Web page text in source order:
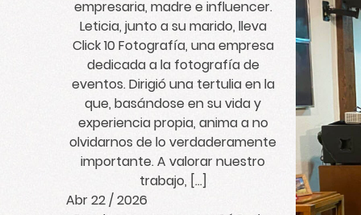
empresaria, madre e influencer.
Leticia, junto a su marido, lleva
Click 10 Fotografía, una empresa
dedicada a la fotografía de
eventos. Dirigió una tertulia en la
que, basándose en su vida y
experiencia propia, anima a no
olvidarnos de lo verdaderamente
importante. A valorar nuestro
trabajo, […]
Abr 22 / 2026